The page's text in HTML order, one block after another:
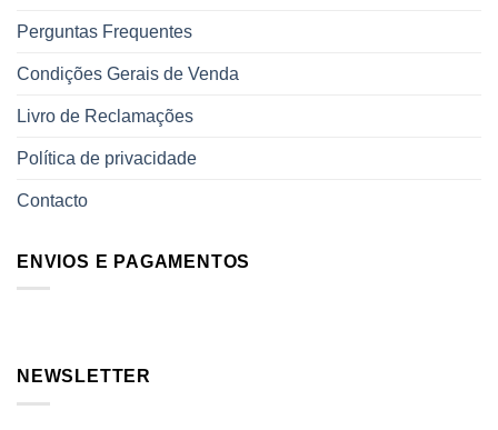
Perguntas Frequentes
Condições Gerais de Venda
Livro de Reclamações
Política de privacidade
Contacto
ENVIOS E PAGAMENTOS
NEWSLETTER